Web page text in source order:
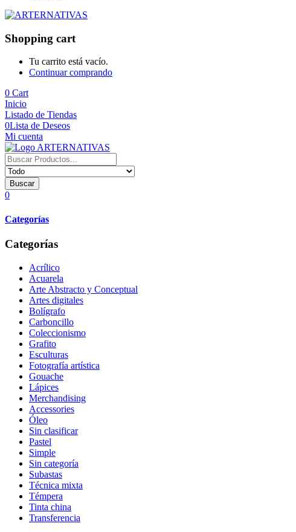
Shopping cart
Tu carrito está vacío.
Continuar comprando
0 Cart
Inicio
Listado de Tiendas
0Lista de Deseos
Mi cuenta
Buscar
0
Categorías
Categorías
Acrílico
Acuarela
Arte Abstracto y Conceptual
Artes digitales
Bolígrafo
Carboncillo
Coleccionismo
Grafito
Esculturas
Fotografía artística
Gouache
Lápices
Merchandising
Accessories
Óleo
Sin clasificar
Pastel
Simple
Sin categoría
Subastas
Técnica mixta
Témpera
Tinta china
Transferencia